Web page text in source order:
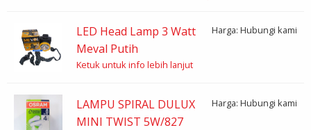
LED Head Lamp 3 Watt
Meval Putih
Harga: Hubungi kami
Ketuk untuk info lebih lanjut
LAMPU SPIRAL DULUX
MINI TWIST 5W/827
Harga: Hubungi kami